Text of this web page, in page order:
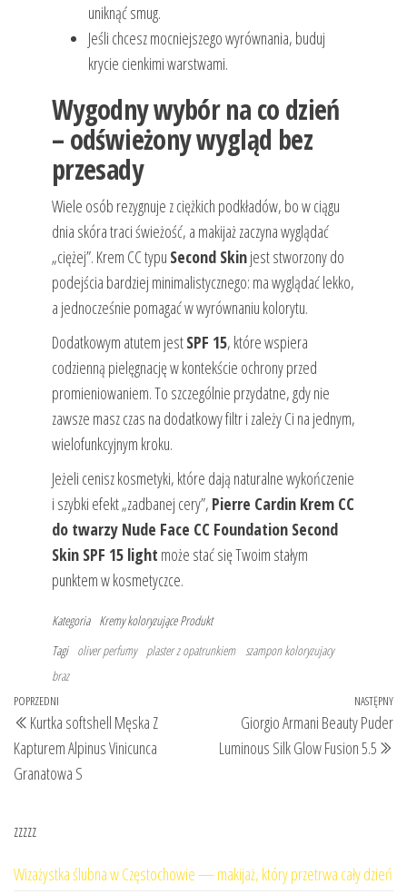
uniknąć smug.
Jeśli chcesz mocniejszego wyrównania, buduj
krycie cienkimi warstwami.
Wygodny wybór na co dzień
– odświeżony wygląd bez
przesady
Wiele osób rezygnuje z ciężkich podkładów, bo w ciągu
dnia skóra traci świeżość, a makijaż zaczyna wyglądać
„ciężej”. Krem CC typu Second Skinjest stworzony do
podejścia bardziej minimalistycznego: ma wyglądać lekko,
a jednocześnie pomagać w wyrównaniu kolorytu.
Dodatkowym atutem jestSPF 15, które wspiera
codzienną pielęgnację w kontekście ochrony przed
promieniowaniem. To szczególnie przydatne, gdy nie
zawsze masz czas na dodatkowy filtr i zależy Ci na jednym,
wielofunkcyjnym kroku.
Jeżeli cenisz kosmetyki, które dają naturalne wykończenie
i szybki efekt „zadbanej cery”, Pierre Cardin Krem CC
do twarzy Nude Face CC Foundation Second
Skin SPF 15 light może stać się Twoim stałym
punktem w kosmetyczce.
Kategoria Kremy koloryzujące Produkt
Tagi oliver perfumy plaster z opatrunkiem szampon koloryzujacy
braz
Nawigacja
wpisu
Poprzedni
wpis
POPRZEDNI
Kurtka softshell Męska Z
Kapturem Alpinus Vinicunca
Granatowa S
NASTĘPNY
Giorgio Armani Beauty Puder
Luminous Silk Glow Fusion 5.5
zzzzz
Wizażystka ślubna w Częstochowie — makijaż, który przetrwa cały dzień